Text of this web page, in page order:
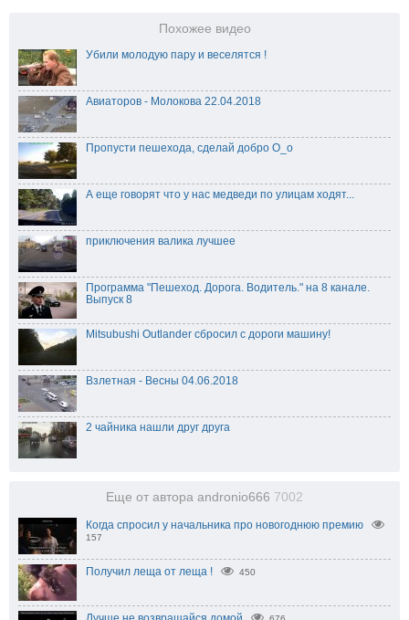
Похожее видео
Убили молодую пару и веселятся !
Авиаторов - Молокова 22.04.2018
Пропусти пешехода, сделай добро О_о
А еще говорят что у нас медведи по улицам ходят...
приключения валика лучшее
Программа "Пешеход. Дорога. Водитель." на 8 канале.
Выпуск 8
Mitsubushi Outlander сбросил с дороги машину!
Взлетная - Весны 04.06.2018
2 чайника нашли друг друга
Еще от автора andronio666 7002
Когда спросил у начальника про новогоднюю премию
157
Получил леща от леща ! 450